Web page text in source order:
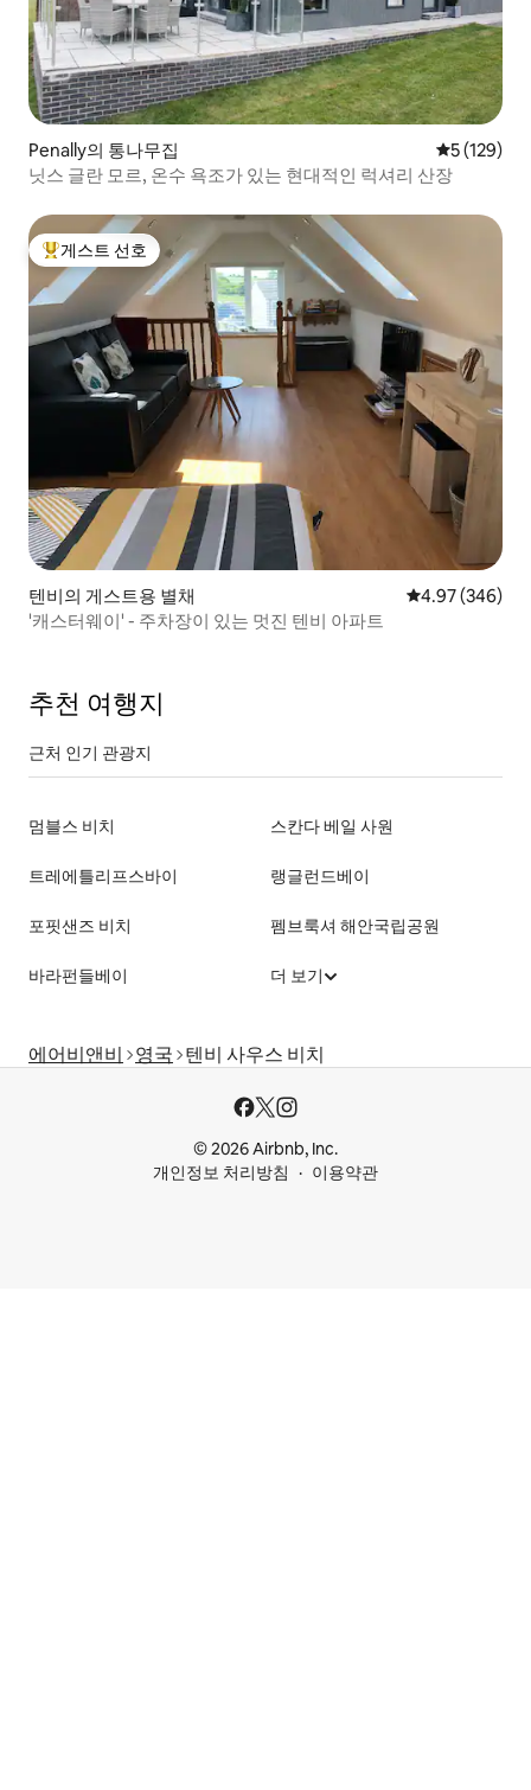
Penally의 통나무집 평점 5점(5
5 (129)
닛스 글란 모르, 온수 욕조가 있는 현대적인 럭셔리 산장
상위 게스트 선호
게스트 선호
텐비의 게스트용 별채 평점 4.97점(5
4.97 (346)
'캐스터웨이' - 주차장이 있는 멋진 텐비 아파트
추천 여행지
근처 인기 관광지
멈블스 비치 스칸다 베일 사원
트레에틀리프스바이 랭글런드베이
포핏샌즈 비치 펨브룩셔 해안국립공원
바라펀들베이 더 보기
에어비앤비 영국 텐비 사우스 비치
© 2026 Airbnb, Inc.
개인정보 처리방침
이용약관